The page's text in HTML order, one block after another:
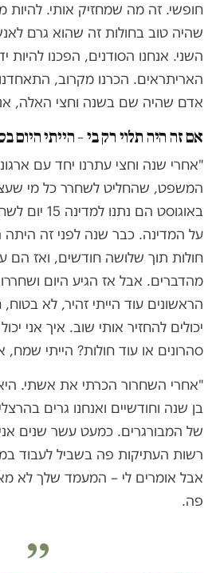
חופשי. זה מה שמחזיק אותי. להיות
שהיה טוב בחולות זה שהוא גרם
השני. אנחנו הסודנים, הפכנו
האריתראים. הכרנו מקרוב,
אדם שהיה שם בשנה וחצי האלה,
אם זה היה תלוי רק בי – הייתי היום
"אחרי שנה וחצי עתרנו יחד עם
באוגוסט הם
על המדינה. כבר שנה לפני זה
חולות תוך שלושה חודשים, ואז הם
מהדברים. אבל אז הגיע היום ושחררו
הראשונים עוד הייתי זהיר, לא
יכולים להחזיר אותי שוב. איך אני
סהרונים או עוד חולות? הייתי שמח,
"אחרי השחרור הכרתי את אשתי. היא
בן שנה וחודשיים ואנחנו גרים
של המבורגרים. כמעט עשר שנים
רשות העתיקות פה בשביל לעבוד
אבל אומרים לי – המעמד שלך לא
פה.